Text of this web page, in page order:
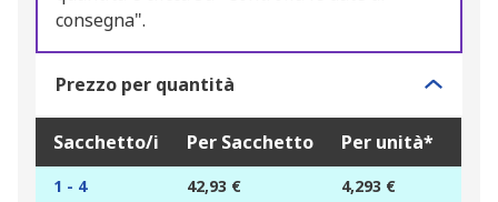
consegna".
Prezzo per quantità
Sacchetto/i Per Sacchetto Per unità*
1 - 4 42,93 €
4,293 €